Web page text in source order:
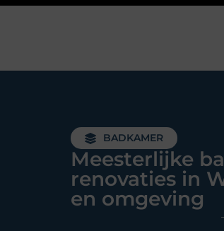
BADKAMER
Meesterlijke
renovaties in
en omgeving